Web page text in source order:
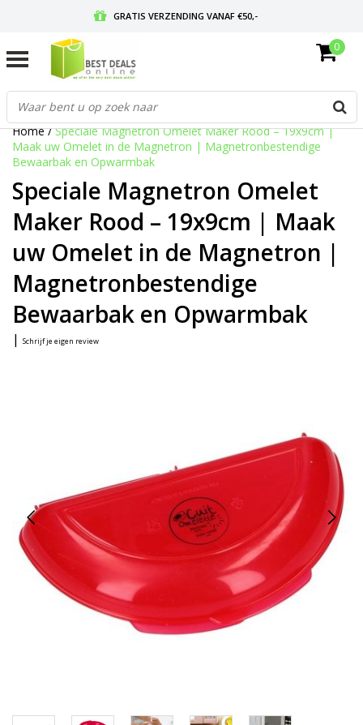
GRATIS VERZENDING VANAF €50,-
GRATIS RETOURNEREN EN 30 DAGEN BEDENKTIJD
0
Home/Speciale Magnetron Omelet Maker Rood – 19x9cm |
Maak uw Omelet in de Magnetron | Magnetronbestendige
Bewaarbak en Opwarmbak
Speciale Magnetron Omelet
Maker Rood – 19x9cm | Maak
uw Omelet in de Magnetron |
Magnetronbestendige
Bewaarbak en Opwarmbak
| Schrijf je eigen review